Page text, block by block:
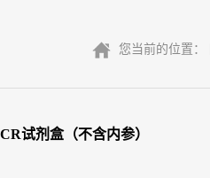
您当前的位置：
试剂盒（不含内参）